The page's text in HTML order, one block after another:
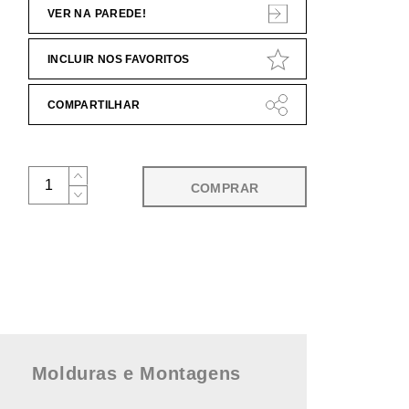
VER NA PAREDE!
INCLUIR NOS FAVORITOS
COMPARTILHAR
COMPRAR
Molduras e Montagens